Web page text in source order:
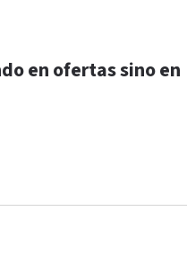
en ofertas sino en